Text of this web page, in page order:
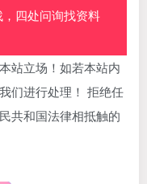
四处问询找资料
站立场！如若本站内
们进行处理！ 拒绝任
共和国法律相抵触的